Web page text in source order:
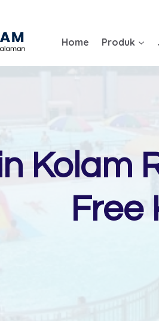
Home Produk
Kolam
Free